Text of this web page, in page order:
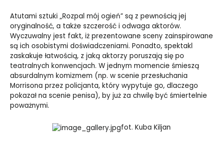
Atutami sztuki „Rozpal mój ogień” są z pewnością jej
oryginalność, a także szczerość i odwaga aktorów.
Wyczuwalny jest fakt, iż prezentowane sceny zainspirowane
są ich osobistymi doświadczeniami. Ponadto, spektakl
zaskakuje łatwością, z jaką aktorzy poruszają się po
teatralnych konwencjach. W jednym momencie śmieszą
absurdalnym komizmem (np. w scenie przesłuchania
Morrisona przez policjanta, który wypytuje go, dlaczego
pokazał na scenie penisa), by już za chwilę być śmiertelnie
poważnymi.
fot. Kuba Kiljan